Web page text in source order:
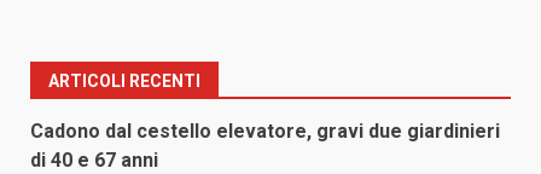
ARTICOLI RECENTI
Cadono dal cestello elevatore, gravi due giardinieri
di 40 e 67 anni